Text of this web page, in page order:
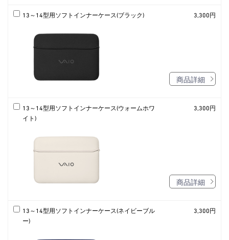
13～14型用ソフトインナーケース(ブラック) 3,300円
商品詳細
13～14型用ソフトインナーケース(ウォームホワ
イト)
3,300円
商品詳細
13～14型用ソフトインナーケース(ネイビーブル
ー)
3,300円